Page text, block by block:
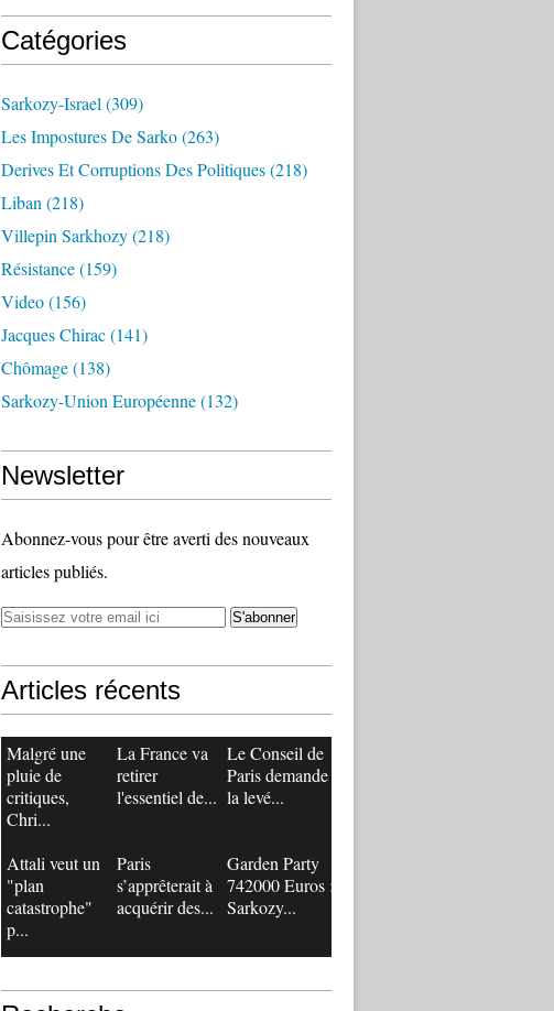
Catégories
Sarkozy-Israel (309)
Les Impostures De Sarko(263)
Derives Et Corruptions Des Politiques(218)
Liban (218)
Villepin Sarkhozy(218)
Résistance(159)
Video(156)
Jacques Chirac(141)
Chômage(138)
Sarkozy-Union Européenne(132)
Newsletter
Abonnez-vous pour être averti des nouveaux
articles publiés.
Articles récents
Malgré une
pluie de
critiques,
Chri...
La France va
retirer
l'essentiel de...
Le Conseil de
Paris demande
la levé...
Attali veut un
"plan
catastrophe"
p...
Paris
s’apprêterait à
acquérir des...
Garden Party
742000 Euros :
Sarkozy...